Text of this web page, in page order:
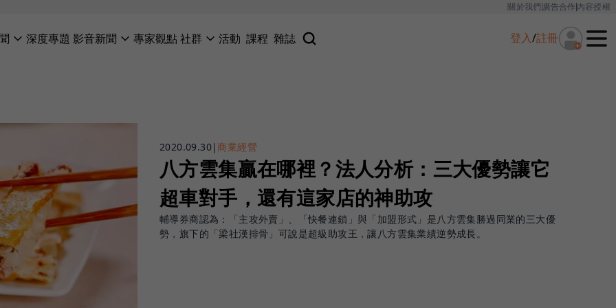
關於我們廣告合作內容授權
深度專題 影音新聞 專家觀點社群 活動 課程 雜誌 登入/註冊
2020.09.30|商業經營
八方雲集贏在哪裡？法人分析：三大優勢讓它
超車對手，還有這家店的神助攻
輔導券商認為：「主攻外賣」、「快餐連鎖」與「加盟形式」是八方雲集勝過同業的三大優
勢，旗下的「梁社漢排骨」可說是超級助攻王，讓八方雲集業績逆勢成長。